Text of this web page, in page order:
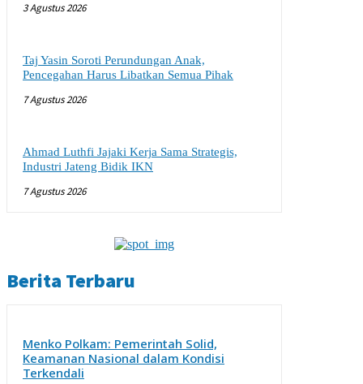
3 Agustus 2026
Taj Yasin Soroti Perundungan Anak,
Pencegahan Harus Libatkan Semua Pihak
7 Agustus 2026
Ahmad Luthfi Jajaki Kerja Sama Strategis,
Industri Jateng Bidik IKN
7 Agustus 2026
Berita Terbaru
Menko Polkam: Pemerintah Solid,
Keamanan Nasional dalam Kondisi
Terkendali